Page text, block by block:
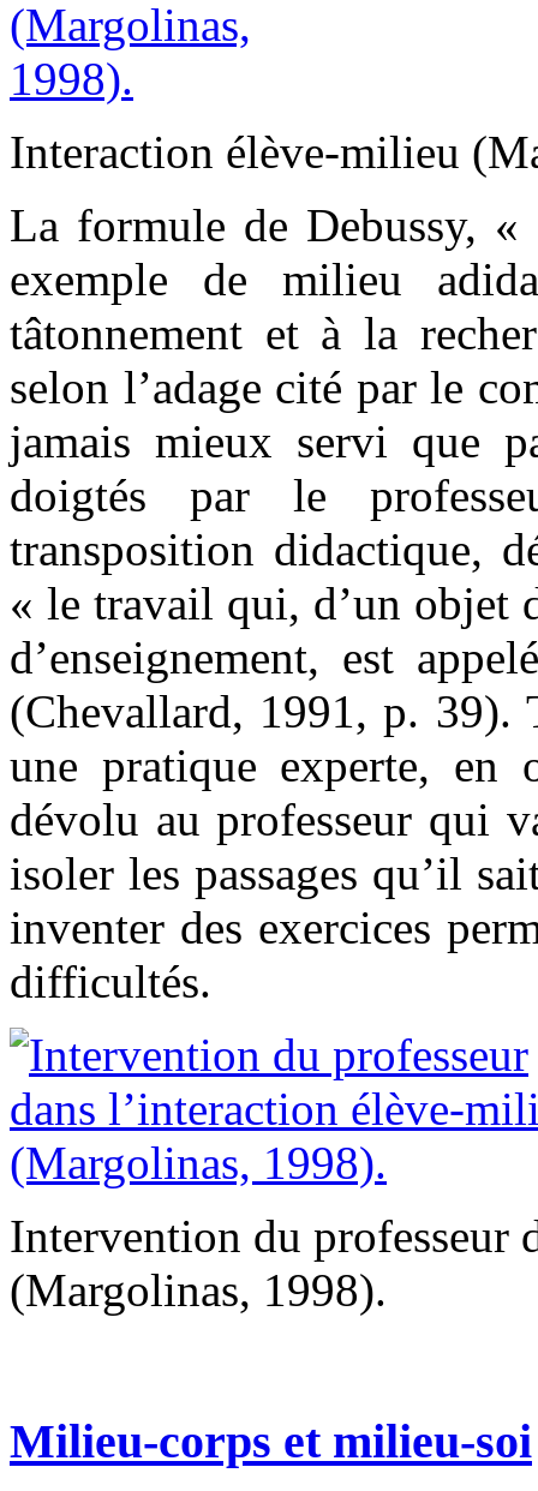
Interaction élève-milieu
La formule de Debussy,
exemple de milieu
tâtonnement et à la
selon l’adage cité par le
jamais mieux servi que
doigtés par le
transposition didactique,
« le travail qui, d’un objet
d’enseignement, est
(Chevallard, 1991, p. 39).
une pratique experte, en
dévolu au professeur qui
isoler les passages qu’il
inventer des exercices
difficultés.
Intervention du professeur
(Margolinas, 1998).
Milieu-corps et milieu-soi